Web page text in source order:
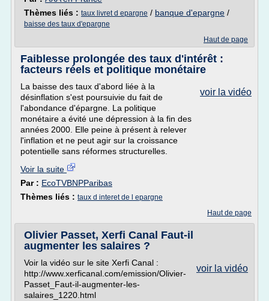
Thèmes liés : taux livret d epargne / banque d'epargne /
baisse des taux d'epargne
Haut de page
Faiblesse prolongée des taux d'intérêt :
facteurs réels et politique monétaire
voir la vidéo
La baisse des taux d'abord liée à la
désinflation s'est poursuivie du fait de
l'abondance d'épargne. La politique
monétaire a évité une dépression à la fin des
années 2000. Elle peine à présent à relever
l'inflation et ne peut agir sur la croissance
potentielle sans réformes structurelles.
Voir la suite
Par : EcoTVBNPParibas
Thèmes liés : taux d interet de l epargne
Haut de page
Olivier Passet, Xerfi Canal Faut-il
augmenter les salaires ?
voir la vidéo
Voir la vidéo sur le site Xerfi Canal :
http://www.xerficanal.com/emission/Olivier-
Passet_Faut-il-augmenter-les-
salaires_1220.html